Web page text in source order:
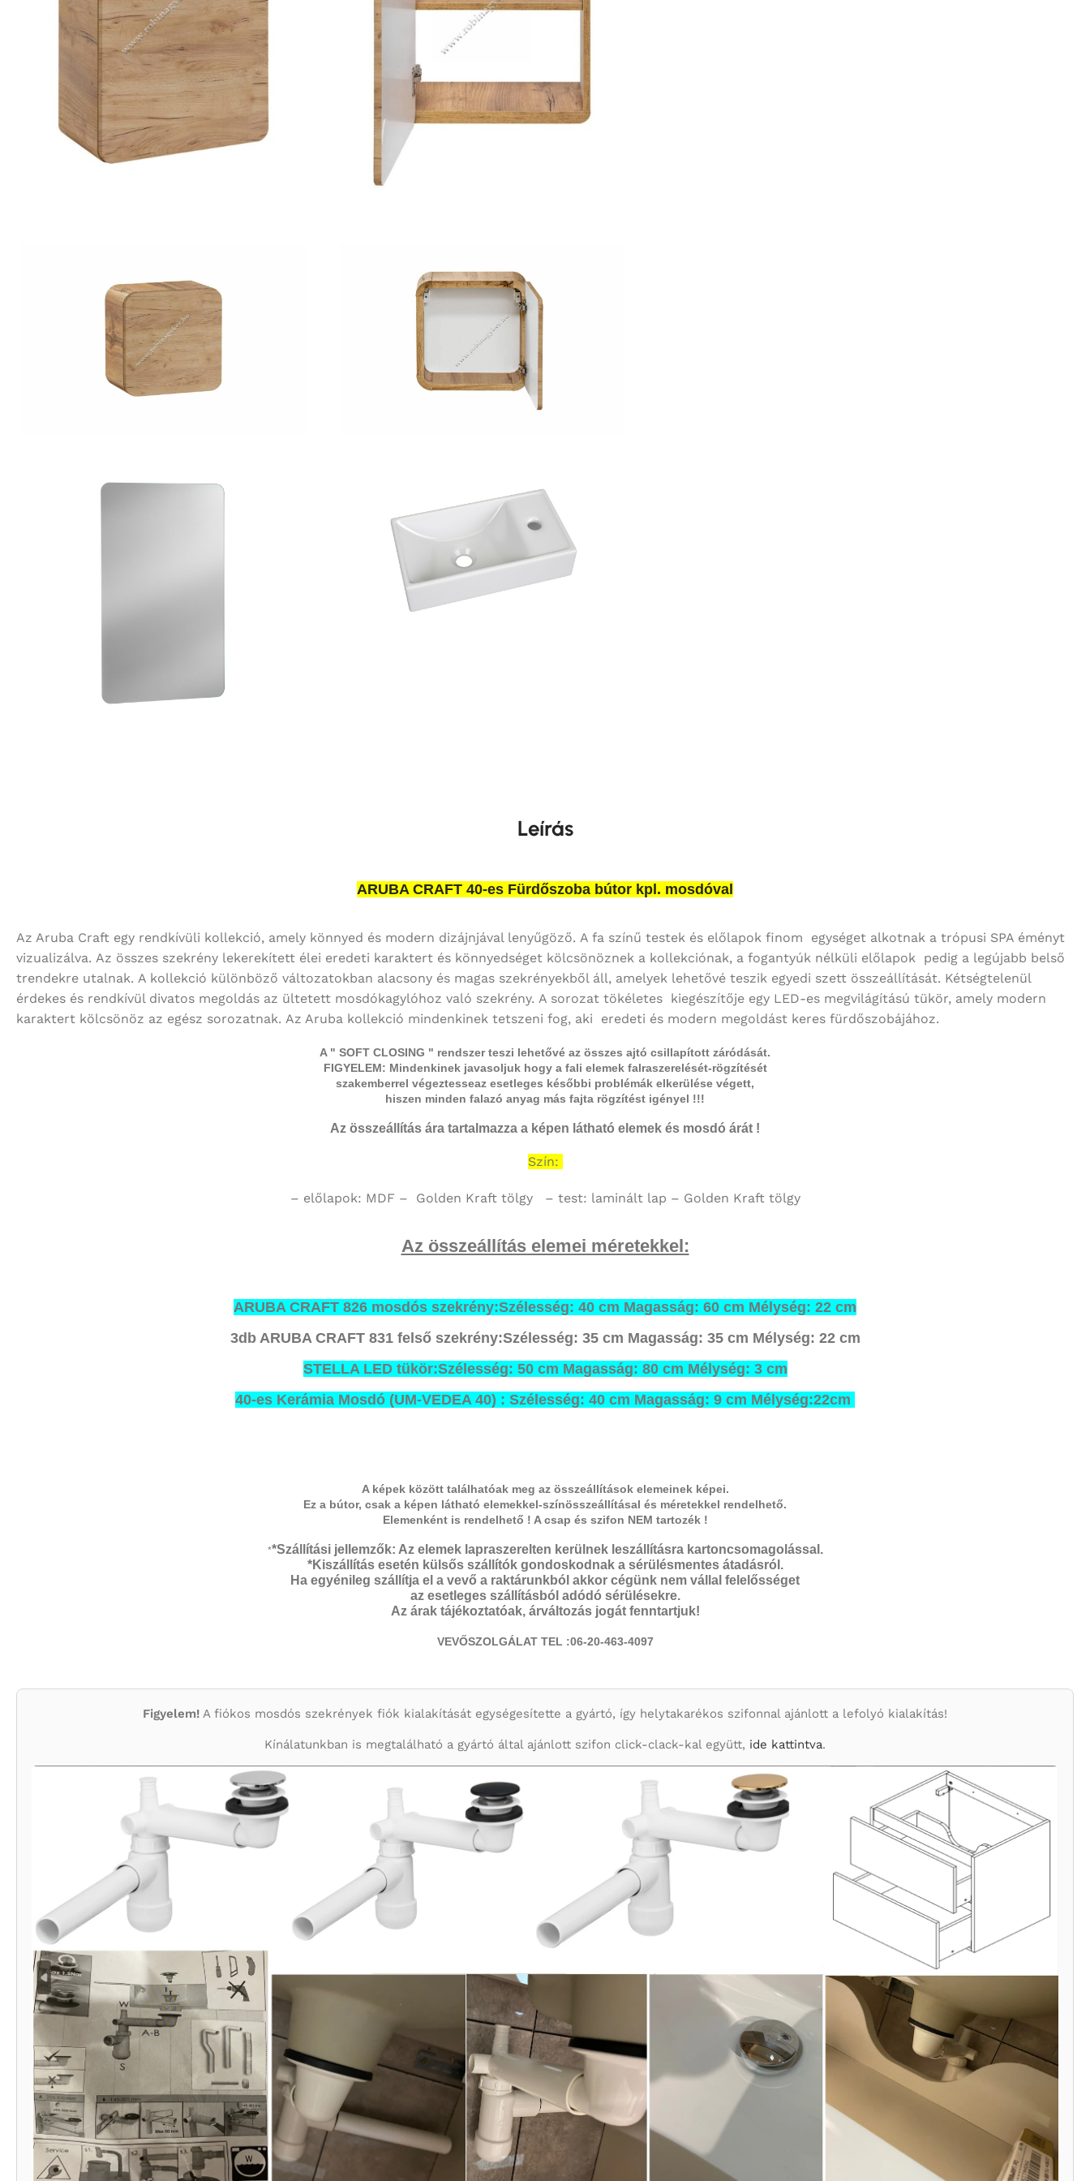
Leírás
ARUBA CRAFT 40-es Fürdőszoba bútor kpl. mosdóval
Az Aruba Craft egy rendkívüli kollekció, amely könnyed és modern dizájnjával lenyűgöző. A fa színű testek és előlapok finom egységet alkotnak a trópusi SPA éményt
vizualizálva. Az összes szekrény lekerekített élei eredeti karaktert és könnyedséget kölcsönöznek a kollekciónak, a fogantyúk nélküli előlapok pedig a legújabb belső
trendekre utalnak. A kollekció különböző változatokban alacsony és magas szekrényekből áll, amelyek lehetővé teszik egyedi szett összeállítását. Kétségtelenül
érdekes és rendkívül divatos megoldás az ültetett mosdókagylóhoz való szekrény. A sorozat tökéletes kiegészítője egy LED-es megvilágítású tükör, amely modern
karaktert kölcsönöz az egész sorozatnak. Az Aruba kollekció mindenkinek tetszeni fog, aki eredeti és modern megoldást keres fürdőszobájához.
A " SOFT CLOSING " rendszer teszi lehetővé az összes ajtó csillapított záródását.
FIGYELEM: Mindenkinek javasoljuk hogy a fali elemek falraszerelését-rögzítését
szakemberrel végeztesseaz esetleges későbbi problémák elkerülése végett,
hiszen minden falazó anyag más fajta rögzítést igényel !!!
Az összeállítás ára tartalmazza a képen látható elemek és mosdó árát !
Szín:
– előlapok: MDF – Golden Kraft tölgy – test: laminált lap – Golden Kraft tölgy
Az összeállítás elemei méretekkel:
ARUBA CRAFT 826 mosdós szekrény:Szélesség: 40 cm Magasság: 60 cm Mélység: 22 cm
3db ARUBA CRAFT 831 felső szekrény:Szélesség: 35 cm Magasság: 35 cm Mélység: 22 cm
STELLA LED tükör:Szélesség: 50 cm Magasság: 80 cm Mélység: 3 cm
40-es Kerámia Mosdó (UM-VEDEA 40) : Szélesség: 40 cm Magasság: 9 cm Mélység:22cm
A képek között találhatóak meg az összeállítások elemeinek képei.
Ez a bútor, csak a képen látható elemekkel-színösszeállításal és méretekkel rendelhető.
Elemenként is rendelhető ! A csap és szifon NEM tartozék !
**Szállítási jellemzők: Az elemek lapraszerelten kerülnek leszállításra kartoncsomagolással.
*Kiszállítás esetén külsős szállítók gondoskodnak a sérülésmentes átadásról.
Ha egyénileg szállítja el a vevő a raktárunkból akkor cégünk nem vállal felelősséget
az esetleges szállításból adódó sérülésekre.
Az árak tájékoztatóak, árváltozás jogát fenntartjuk!
VEVŐSZOLGÁLAT TEL :06-20-463-4097
Figyelem! A fiókos mosdós szekrények fiók kialakítását egységesítette a gyártó, így helytakarékos szifonnal ajánlott a lefolyó kialakítás!
Kínálatunkban is megtalálható a gyártó által ajánlott szifon click-clack-kal együtt, ide kattintva.